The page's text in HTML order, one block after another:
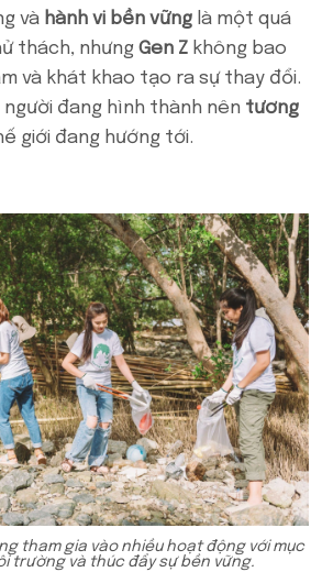
và hành vi bền vững là một quá
thách, nhưng Gen Z không bao
và khát khao tạo ra sự thay đổi.
người đang hình thành nên tương
giới đang hướng tới.
tham gia vào nhiều hoạt động với mục
trường và thúc đẩy sự bền vững.